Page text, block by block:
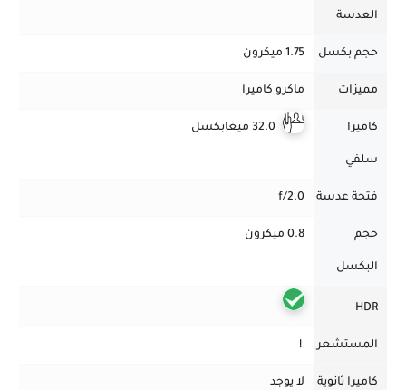
العدسة
حجم بكسل 1.75 ميكرون
مميزات ماكرو كاميرا
كاميرا
سلفي
32.0 ميغابكسل
فتحة عدسة f/2.0
حجم
البكسل
0.8 ميكرون
HDR
المستشعر !
كاميرا ثانوية لا يوجد